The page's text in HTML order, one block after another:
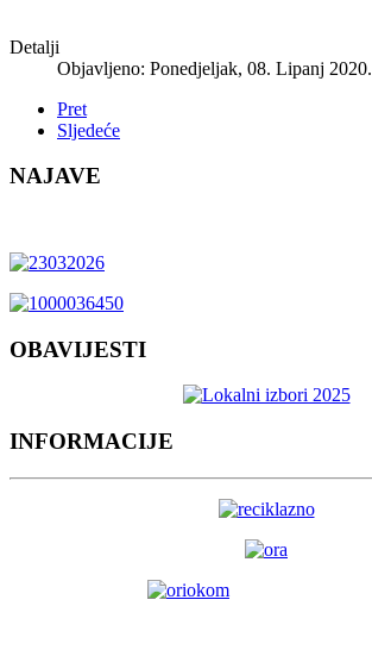
Detalji
Objavljeno: Ponedjeljak, 08. Lipanj 2020.
Pret
Sljedeće
NAJAVE
OBAVIJESTI
INFORMACIJE